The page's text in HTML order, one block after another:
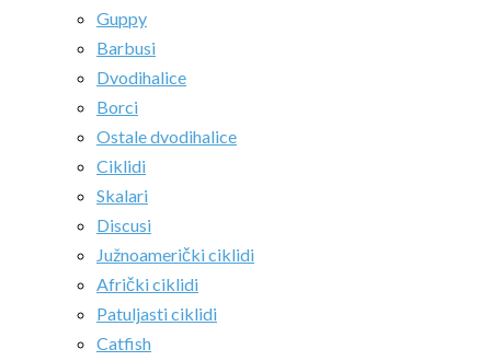
Guppy
Barbusi
Dvodihalice
Borci
Ostale dvodihalice
Ciklidi
Skalari
Discusi
Južnoamerički ciklidi
Afrički ciklidi
Patuljasti ciklidi
Catfish